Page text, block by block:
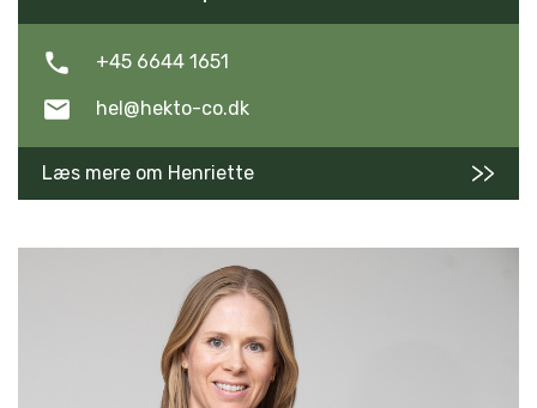
+45 6644 1651
hel@hekto-co.dk
Læs mere om Henriette